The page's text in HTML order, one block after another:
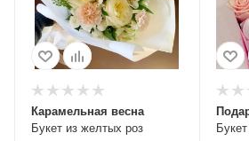
Букет из желтых роз
Карамельная весна